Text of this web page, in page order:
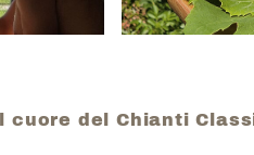
cuore del Chianti